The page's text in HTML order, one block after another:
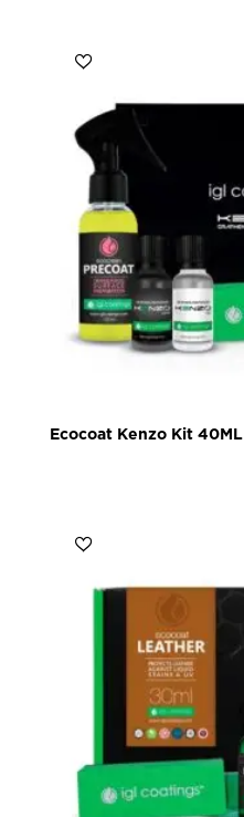
Ecocoat Kenzo Kit 40ML